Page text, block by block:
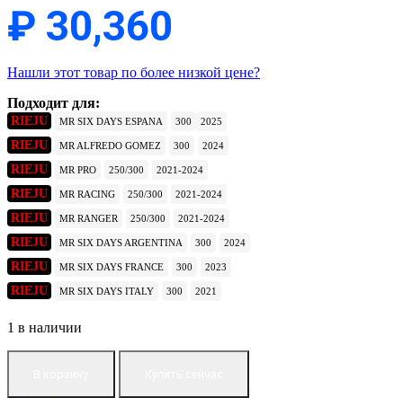
₽ 30,360
Нашли этот товар по более низкой цене?
Подходит для:
RIEJU MR SIX DAYS ESPANA 300 2025
RIEJU MR ALFREDO GOMEZ 300 2024
RIEJU MR PRO 250/300 2021-2024
RIEJU MR RACING 250/300 2021-2024
RIEJU MR RANGER 250/300 2021-2024
RIEJU MR SIX DAYS ARGENTINA 300 2024
RIEJU MR SIX DAYS FRANCE 300 2023
RIEJU MR SIX DAYS ITALY 300 2021
1 в наличии